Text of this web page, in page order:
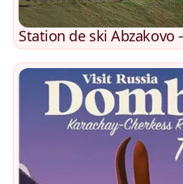
Station de ski Abzakovo